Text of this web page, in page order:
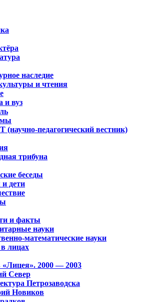
наследие
и чтения
и вуз
педагогический вестник)
трибуна
беседы
дети
и факты
науки
математические науки
лицах
2000 — 2003
Север
Петрозаводска
Новиков